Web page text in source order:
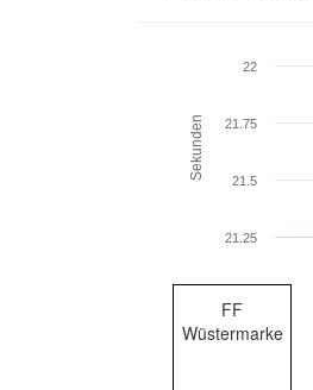
Sekunden
21.25
21.5
21.75
22
FF
Wüstermarke